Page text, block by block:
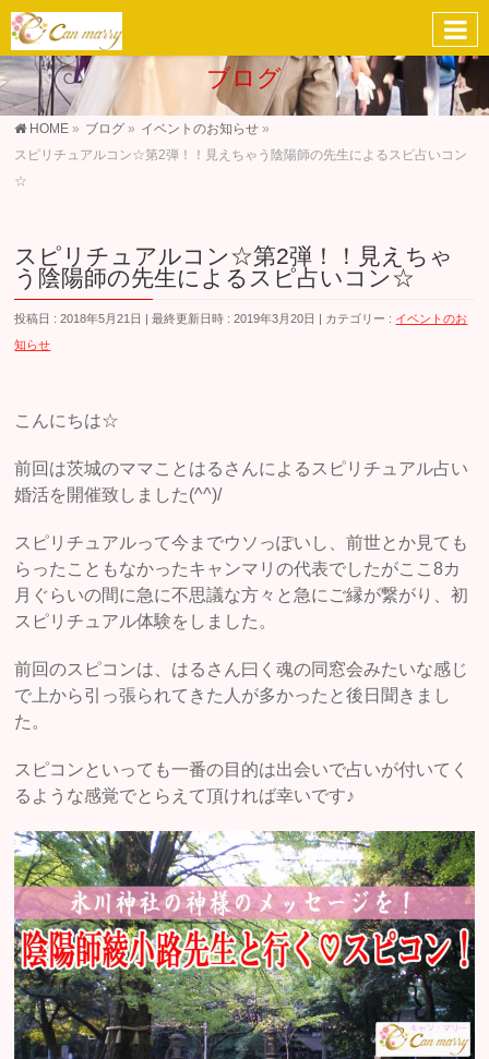
ブログ
HOME » ブログ » イベントのお知らせ »
スピリチュアルコン☆第2弾！！見えちゃう陰陽師の先生によるスピ占いコン
☆
スピリチュアルコン☆第2弾！！見えちゃ
う陰陽師の先生によるスピ占いコン☆
投稿日 : 2018年5月21日 最終更新日時 : 2019年3月20日 カテゴリー : イベントのお
知らせ
こんにちは☆
前回は茨城のママことはるさんによるスピリチュアル占い
婚活を開催致しました(^^)/
スピリチュアルって今までウソっぽいし、前世とか見ても
らったこともなかったキャンマリの代表でしたがここ8カ
月ぐらいの間に急に不思議な方々と急にご縁が繋がり、初
スピリチュアル体験をしました。
前回のスピコンは、はるさん曰く魂の同窓会みたいな感じ
で上から引っ張られてきた人が多かったと後日聞きまし
た。
スピコンといっても一番の目的は出会いで占いが付いてく
るような感覚でとらえて頂ければ幸いです♪